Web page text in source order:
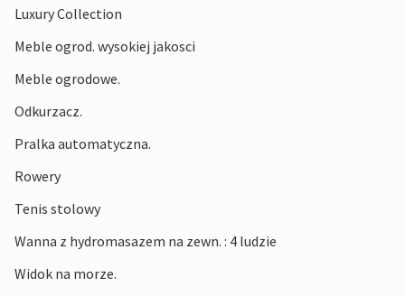
Luxury Collection
Meble ogrod. wysokiej jakosci
Meble ogrodowe.
Odkurzacz.
Pralka automatyczna.
Rowery
Tenis stolowy
Wanna z hydromasazem na zewn. : 4 ludzie
Widok na morze.